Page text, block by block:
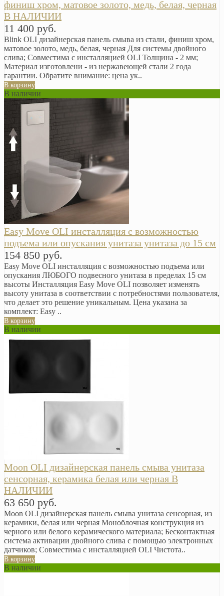
финиш хром, матовое золото, медь, белая, черная
В НАЛИЧИИ
11 400 руб.
Blink OLI дизайнерская панель смыва из стали, финиш хром,
матовое золото, медь, белая, черная Для системы двойного
слива; Совместима с инсталляцией OLI Толщина - 2 мм;
Материал изготовлени - из нержавеющей стали 2 года
гарантии. Обратите внимание: цена ук..
В корзину
В наличии
Easy Move OLI инсталляция с возможностью
подъема или опускания унитаза унитаза до 15 см
154 850 руб.
Easy Move OLI инсталляция с возможностью подъема или
опускания ЛЮБОГО подвесного унитаза в пределах 15 см
высоты Инсталляция Easy Move OLI позволяет изменять
высоту унитаза в соответствии с потребностями пользователя,
что делает это решение уникальным. Цена указана за
комплект: Easy ..
В корзину
В наличии
Moon OLI дизайнерская панель смыва унитаза
сенсорная, керамика белая или черная В
НАЛИЧИИ
63 650 руб.
Moon OLI дизайнерская панель смыва унитаза сенсорная, из
керамики, белая или черная Моноблочная конструкция из
черного или белого керамического материала; Бесконтактная
система активации двойного слива с помощью электронных
датчиков; Совместима с инсталляцией OLI Чистота..
В корзину
В наличии